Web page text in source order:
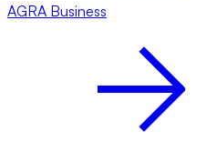
AGRA Business